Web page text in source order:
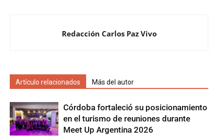
Redacción Carlos Paz Vivo
Artículo relacionados Más del autor
Córdoba fortaleció su posicionamiento
en el turismo de reuniones durante
Meet Up Argentina 2026